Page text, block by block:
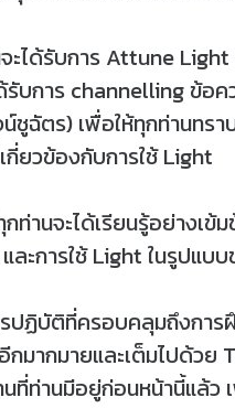
ะได้รับการ Attune
รับการ channelling ข้อ
ฉัตร) เพื่อให้ทุกท่านทร
ยวข้องกับการใช้ Light
ท่านจะได้เรียนรู้อย่างเข้
ละการใช้ Light ในรูปแบ
ปฏิบัติที่ครอบคลุมถึงกา
มากมายและเต็มไปด้วย
ท่านมีอยู่ก่อนหน้านี้แล้ว เ